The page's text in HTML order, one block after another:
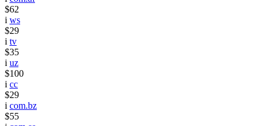
$62
i ws
$29
i tv
$35
i uz
$100
i cc
$29
i com.bz
$55